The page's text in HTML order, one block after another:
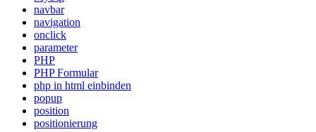
navbar
navigation
onclick
parameter
PHP
PHP Formular
php in html einbinden
popup
position
positionierung